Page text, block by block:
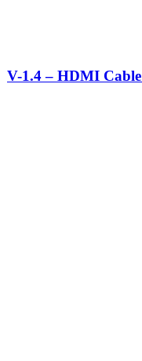
Faratech کابل اچ دی ام آی ورژن V-1.4 – HDMI Cable